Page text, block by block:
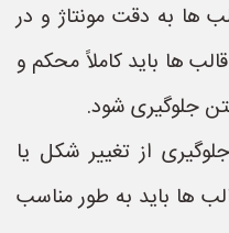
ها به دقت مونتاژ و در
ها باید کاملاً محکم و
جلوگیری شود.
از تغییر شکل یا
ها باید به طور مناسب